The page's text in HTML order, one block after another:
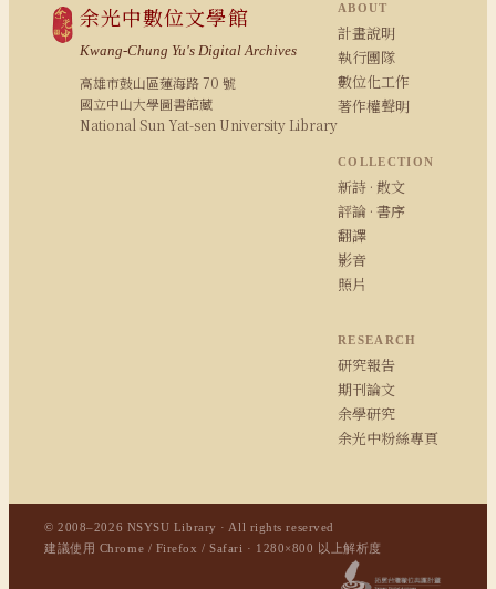
余光中數位文學館
Kwang-Chung Yu's Digital Archives
高雄市鼓山區蓮海路 70 號
國立中山大學圖書館藏
National Sun Yat-sen University Library
ABOUT
計畫說明
執行團隊
數位化工作
著作權聲明
COLLECTION
新詩 · 散文
評論 · 書序
翻譯
影音
照片
RESEARCH
研究報告
期刊論文
余學研究
余光中粉絲專頁
© 2008–2026 NSYSU Library · All rights reserved
建議使用 Chrome / Firefox / Safari · 1280×800 以上解析度